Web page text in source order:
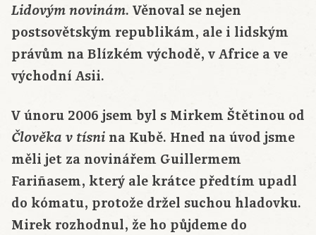
Lidovým novinám. Věnoval se nejen
postsovětským republikám, ale i lidským
právům na Blízkém východě, v Africe a ve
východní Asii.
V únoru 2006 jsem byl s Mirkem Štětinou od
Člověka v tísni na Kubě. Hned na úvod jsme
měli jet za novinářem Guillermem
Fariñasem, který ale krátce předtím upadl
do kómatu, protože držel suchou hladovku.
Mirek rozhodnul, že ho půjdeme do